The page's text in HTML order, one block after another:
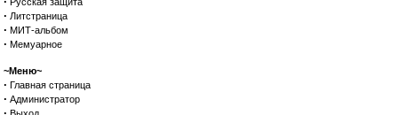
· Литстраница
· МИТ-альбом
· Мемуарное
~Меню~
· Главная страница
· Администратор